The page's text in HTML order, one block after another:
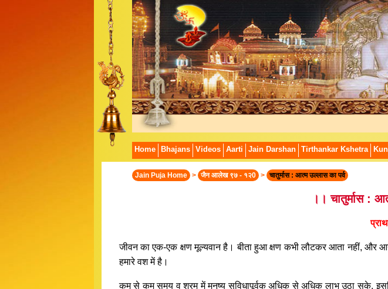
Home Bhajans Videos Aarti Jain Darshan Tirthankar Kshetra
Jain Puja Home > जैन आलेख ९७ - १२0 > चातुर्मास : आत्म उल्लास का पर्व
।। चातुर्मास :
जीवन का एक-एक क्षण मूल्यवान है। बीता हुआ क्षण कभी लौटकर आता नहीं, और आने
हमारे वश में है।
कम से कम समय व श्रम में मनुष्य सुविधापूर्वक अधिक से अधिक लाभ उठा सके,